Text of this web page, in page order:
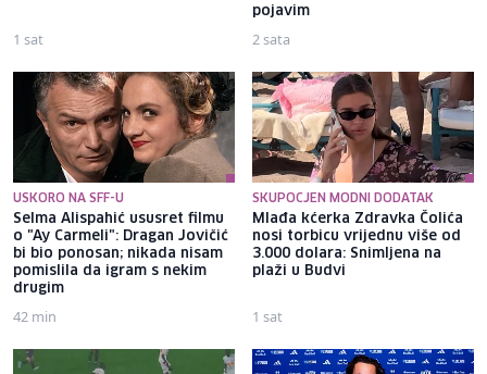
1 sat
pojavim
2 sata
USKORO NA SFF-U
Selma Alispahić ususret filmu
o "Ay Carmeli": Dragan Jovičić
bi bio ponosan; nikada nisam
pomislila da igram s nekim
drugim
42 min
SKUPOCJEN MODNI DODATAK
Mlađa kćerka Zdravka Čolića
nosi torbicu vrijednu više od
3.000 dolara: Snimljena na
plaži u Budvi
1 sat